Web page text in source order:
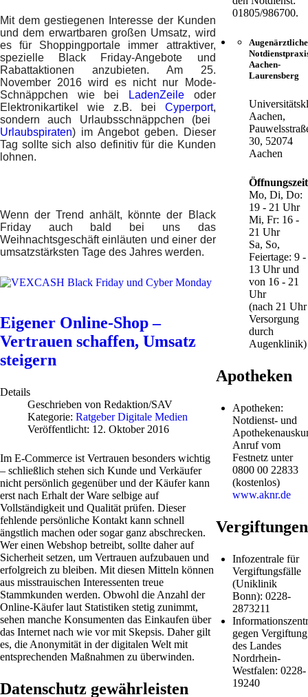
Mit dem gestiegenen Interesse der Kunden
und dem erwartbaren großen Umsatz, wird
es für Shoppingportale immer attraktiver,
spezielle Black Friday-Angebote und
Rabattaktionen anzubieten. Am 25.
November 2016 wird es nicht nur Mode-
Schnäppchen wie bei
LadenZeileoder
Elektronikartikel wie z.B. bei Cyperport,
sondern auch Urlaubsschnäppchen (bei
Urlaubspiraten) im Angebot geben. Dieser
Tag sollte sich also definitiv für die Kunden
lohnen.
Wenn der Trend anhält, könnte der Black
Friday auch bald bei uns das
Weihnachtsgeschäft einläuten und einer der
umsatzstärksten Tage des Jahres werden.
Eigener Online-Shop –
Vertrauen schaffen, Umsatz
steigern
Details
Geschrieben von Redaktion/SAV
Kategorie: Ratgeber Digitale Medien
Veröffentlicht: 12. Oktober 2016
Im E-Commerce ist Vertrauen besonders wichtig
– schließlich stehen sich Kunde und Verkäufer
nicht persönlich gegenüber und der Käufer kann
erst nach Erhalt der Ware selbige auf
Vollständigkeit und Qualität prüfen. Dieser
fehlende persönliche Kontakt kann schnell
ängstlich machen oder sogar ganz abschrecken.
Wer einen Webshop betreibt, sollte daher auf
Sicherheit setzen, um Vertrauen aufzubauen und
erfolgreich zu bleiben. Mit diesen Mitteln können
aus misstrauischen Interessenten treue
Stammkunden werden. Obwohl die Anzahl der
Online-Käufer laut Statistiken stetig zunimmt,
sehen manche Konsumenten das Einkaufen über
das Internet nach wie vor mit Skepsis. Daher gilt
es, die Anonymität in der digitalen Welt mit
entsprechenden Maßnahmen zu überwinden.
Datenschutz gewährleisten
01805/986700.
Augenärztliche
Aachen-
Laurensberg
Aachen,
30, 52074
Aachen
Mo, Di, Do:
19 - 21 Uhr
Mi, Fr: 16 -
21 Uhr
Sa, So,
Feiertage: 9 -
13 Uhr und
von 16 - 21
Uhr
(nach 21 Uhr
Versorgung
durch
Augenklinik)
Apotheken
Apotheken:
Notdienst- und
Anruf vom
Festnetz unter
0800 00 22833
(kostenlos)
www.aknr.de
Vergiftungen
Infozentrale für
Vergiftungsfälle
(Uniklinik
Bonn): 0228-
2873211
gegen Vergiftung
des Landes
Nordrhein-
Westfalen: 0228-
19240